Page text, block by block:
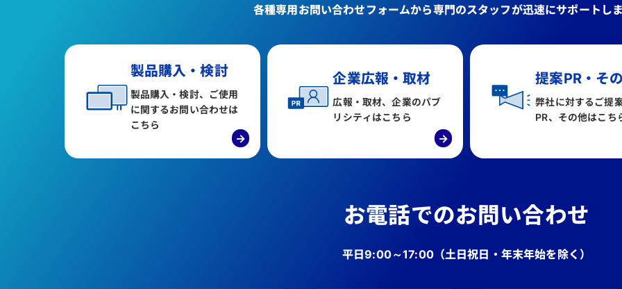
各種専用お問い合わせフォームから専門のスタッフが迅速にサポートしま
製品購入・検討
製品購入・検討、ご使用
に関するお問い合わせは
こちら
→
企業広報・取材
広報・取材、企業のパブ
リシティはこちら
→
提案PR・そ
弊社に対するご提
PR、その他はこち
お電話でのお問い合わせ
平日9:00～17:00（土日祝日・年末年始を除く）